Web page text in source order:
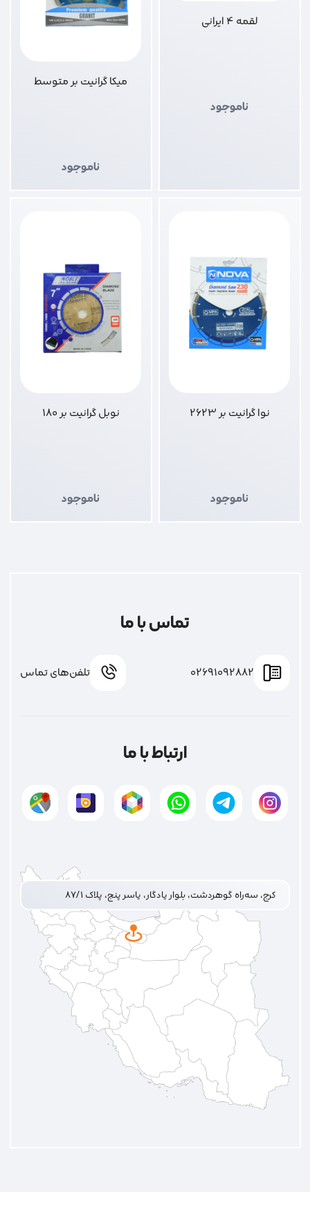
لقمه 4 ایرانی
ناموجود
میکا گرانیت بر متوسط
ناموجود
نوا گرانیت بر 2623
ناموجود
نوبل گرانیت بر 180
ناموجود
تماس با ما
02691092882 تلفن‌های تماس
ارتباط با ما
کرج، سه‌راه گوهردشت، بلوار یادگار، یاسر پنج، پلاک ۸۷/۱